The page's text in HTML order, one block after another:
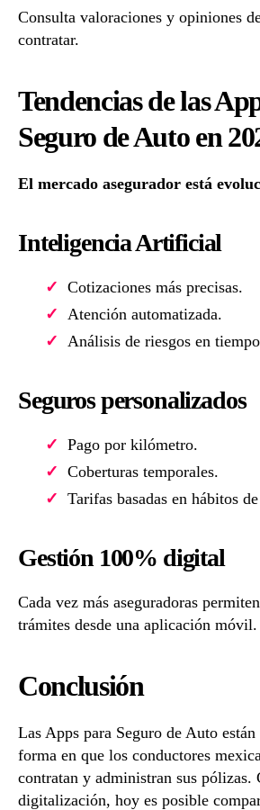
Consulta valoraciones y opiniones
contratar.
Tendencias de las
Seguro de Auto en
El mercado asegurador está
Inteligencia Artificial
Cotizaciones más precisas.
Atención automatizada.
Análisis de riesgos en
Seguros personalizados
Pago por kilómetro.
Coberturas temporales.
Tarifas basadas en hábitos
Gestión 100% digital
Cada vez más aseguradoras
trámites desde una aplicación móvil.
Conclusión
Las Apps para Seguro de Auto
forma en que los conductores
contratan y administran sus pólizas.
digitalización, hoy es posible